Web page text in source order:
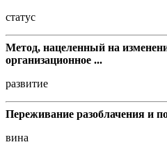
статус
Метод, нацеленный на
организационное ...
развитие
Переживание разоблачения и
вина